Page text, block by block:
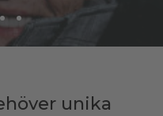
unika